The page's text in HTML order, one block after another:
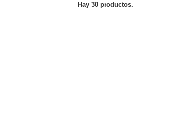
Hay 30 productos.